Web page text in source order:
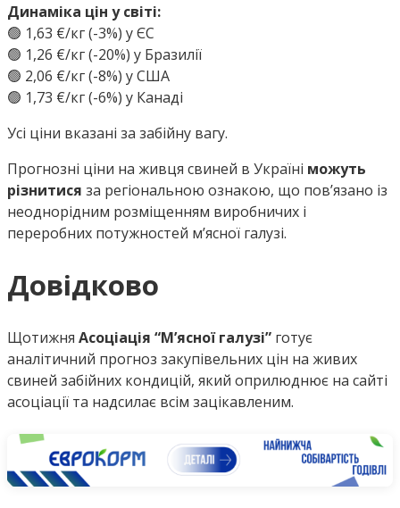
Динаміка цін у світі:
🟢 1,63 €/кг (-3%) у ЄС
🟢 1,26 €/кг (-20%) у Бразилії
🟢 2,06 €/кг (-8%) у США
🟢 1,73 €/кг (-6%) у Канаді
Усі ціни вказані за забійну вагу.
Прогнозні ціни на живця свиней в Україні можуть
різнитися за регіональною ознакою, що пов’язано із
неоднорідним розміщенням виробничих і
переробних потужностей м’ясної галузі.
Довідково
Щотижня Асоціація “М’ясної галузі” готує
аналітичний прогноз закупівельних цін на живих
свиней забійних кондицій, який оприлюднює на сайті
асоціації та надсилає всім зацікавленим.